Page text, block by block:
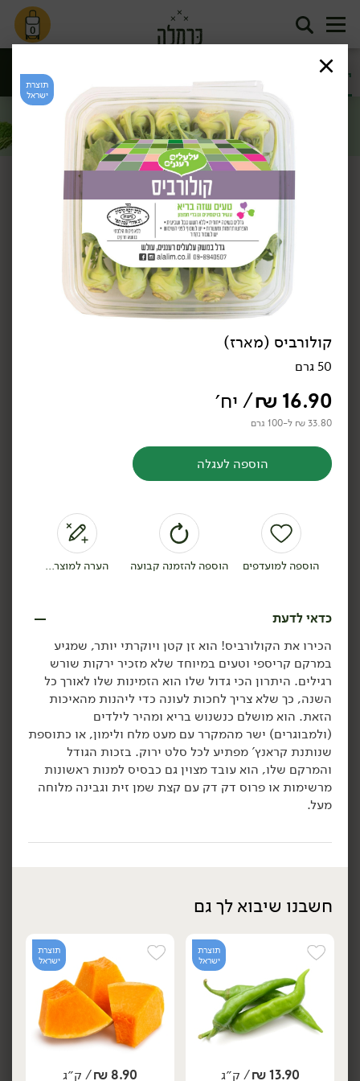
0
ירקות גינה
תיבול
פטריות
סינון
ירקות/ירקות גינה
מבצע: עגבניה 'מגי' (מארז) ב-19.90 ₪ לק''ג >>
*לפי תקנון מבצע, הזול מבניהם.
כן, אני רוצה
כרמלה To Go: מארז ירקות
לדרך
3.49 ₪ ל-100 ק״ג
הוספה לסל
יח׳
189.00
מגש ירקות חתוכים
הוספה לסל
יח׳
49.90
₪/ ק״ג
אבוקדו - אטינגר
הוספה לסל
יח׳ ק״ג
ישראל
49.90
₪/ ק״ג
אבוקדו האס
הוספה לסל
יח׳ ק״ג
ישראל
19.90
₪/ מארז
אבוקדו בשל - האס
3.98 ₪ ל-100 גרם
19.90
₪
אבוקדו בשל אטינגר
(מארז 2 יח')
3.32 ₪ ל-100 גרם
תוצרת
ישראל
קולורביס (מארז)
50 גרם
16.90
₪/ יח׳
33.80 ₪ ל-100 גרם
הוספה לעגלה
הוספה למועדפים הוספה להזמנה קבועה הערה למוצר...
כדאי לדעת
הכירו את הקולורביס! הוא זן קטן ויוקרתי יותר, שמגיע
במרקם קריספי וטעים במיוחד שלא מזכיר ירקות שורש
רגילים. היתרון הכי גדול שלו הוא הזמינות שלו לאורך כל
השנה, כך שלא צריך לחכות לעונה כדי ליהנות מהאיכות
הזאת. הוא מושלם כנשנוש בריא ומהיר לילדים
(ולמבוגרים) ישר מהמקרר עם מעט מלח ולימון, או כתוספת
שנותנת קראנץ' מפתיע לכל סלט ירוק. בזכות הגודל
והמרקם שלו, הוא עובד מצוין גם כבסיס למנות ראשונות
מרשימות או פרוס דק דק עם קצת שמן זית וגבינה מלוחה
מעל.
חשבנו שיבוא לך גם
תוצרת
ישראל
13.90
₪/ ק״ג
תוצרת
ישראל
8.90
₪/ ק״ג